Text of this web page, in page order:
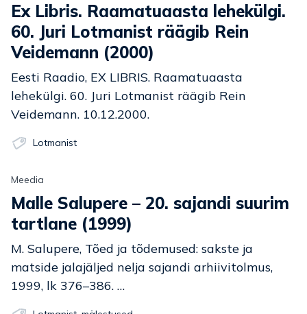
Ex Libris. Raamatuaasta lehekülgi.
60. Juri Lotmanist räägib Rein
Veidemann (2000)
Eesti Raadio, EX LIBRIS. Raamatuaasta
lehekülgi. 60. Juri Lotmanist räägib Rein
Veidemann. 10.12.2000.
Lotmanist
Meedia
Malle Salupere – 20. sajandi suurim
tartlane (1999)
M. Salupere, Tõed ja tõdemused: sakste ja
matside jalajäljed nelja sajandi arhiivitolmus,
1999, lk 376–386. …